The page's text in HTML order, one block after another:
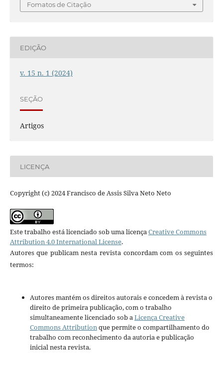
Fomatos de Citação
EDIÇÃO
v. 15 n. 1 (2024)
SEÇÃO
Artigos
LICENÇA
Copyright (c) 2024 Francisco de Assis Silva Neto Neto
Este trabalho está licenciado sob uma licençaCreative Commons
Attribution 4.0 International License.
Autores que publicam nesta revista concordam com os seguintes
termos:
Autores mantém os direitos autorais e concedem à revista o
direito de primeira publicação, com o trabalho
simultaneamente licenciado sob aLicença Creative
Commons Attributionque permite o compartilhamento do
trabalho com reconhecimento da autoria e publicação
inicial nesta revista.